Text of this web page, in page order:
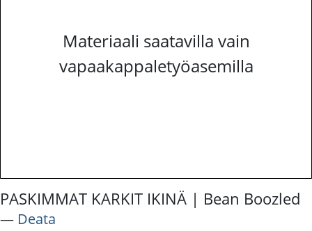
Materiaali saatavilla vain
vapaakappaletyöasemilla
PASKIMMAT KARKIT IKINÄ | Bean Boozled
― Deata